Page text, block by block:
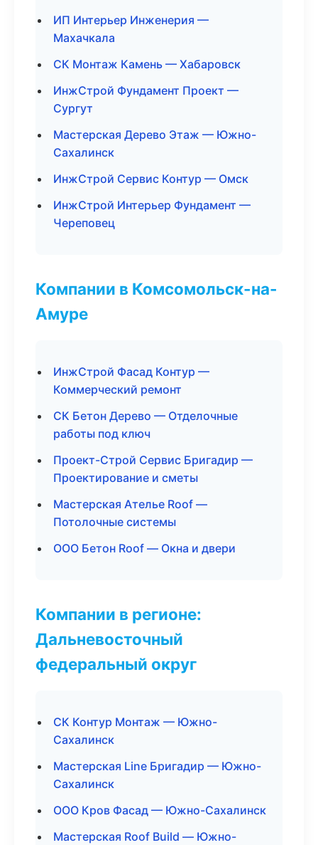
ИП Интерьер Инженерия —
Махачкала
СК Монтаж Камень — Хабаровск
ИнжСтрой Фундамент Проект —
Сургут
Мастерская Дерево Этаж — Южно-
Сахалинск
ИнжСтрой Сервис Контур — Омск
ИнжСтрой Интерьер Фундамент —
Череповец
Компании в Комсомольск-на-
Амуре
ИнжСтрой Фасад Контур —
Коммерческий ремонт
СК Бетон Дерево — Отделочные
работы под ключ
Проект-Строй Сервис Бригадир —
Проектирование и сметы
Мастерская Ателье Roof —
Потолочные системы
ООО Бетон Roof — Окна и двери
Компании в регионе:
Дальневосточный
федеральный округ
СК Контур Монтаж — Южно-
Сахалинск
Мастерская Line Бригадир — Южно-
Сахалинск
ООО Кров Фасад — Южно-Сахалинск
Мастерская Roof Build — Южно-